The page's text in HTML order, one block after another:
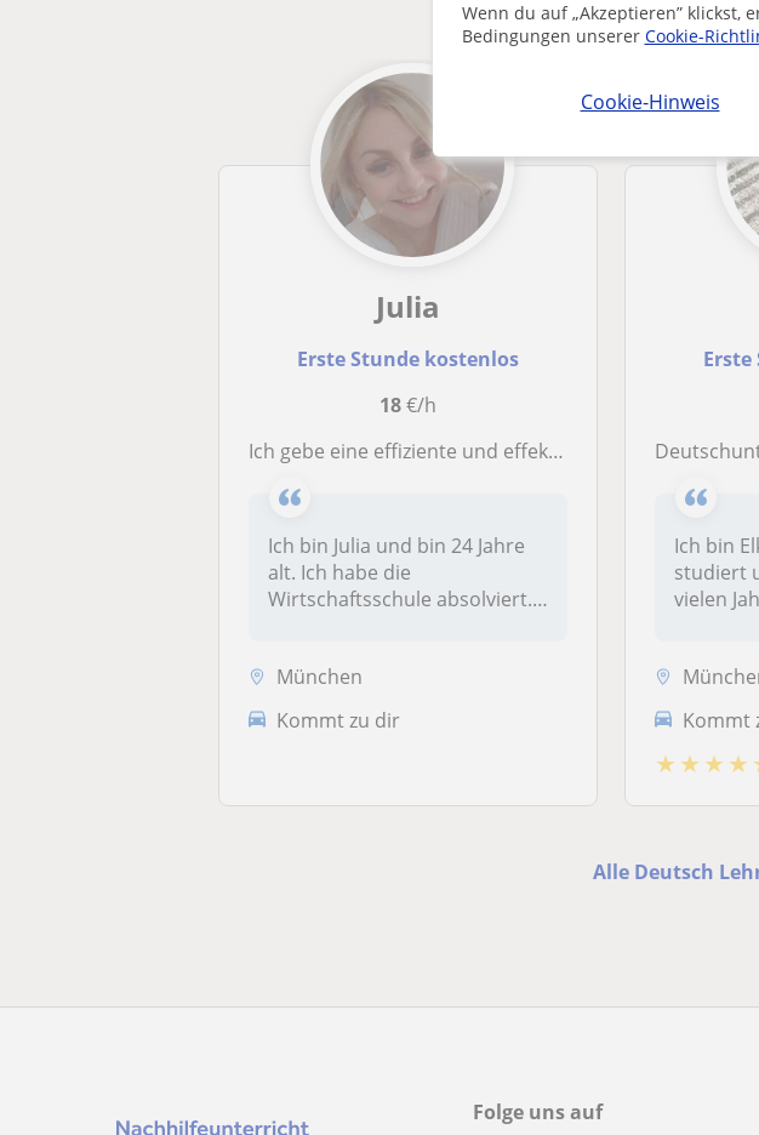
Wenn du auf „Akzeptieren” klickst,
Bedingungen unserer Cookie-
Cookie-Hinweis
Julia
Erste Stunde kostenlos
18€/h
Ich gebe eine effiziente und effektive Deutsch Nachhilfe zu Ihrem Vorteil!
Ich bin Julia und bin 24 Jahre
alt. Ich habe die
Wirtschaftsschule absolviert.
München
Kommt zu dir
Deutschunterricht
Ich bin
studiert
vielen
München,
Kommt
★ ★ ★ ★
Alle Deutsch
Folge uns auf